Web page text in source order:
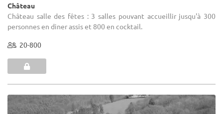
Château
Château salle des fêtes : 3 salles pouvant accueillir jusqu'à 300
personnes en diner assis et 800 en cocktail.
20-800